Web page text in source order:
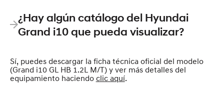
¿Hay algún catálogo del Hyundai
Grand i10 que pueda visualizar?
Sí, puedes descargar la ficha técnica oficial del modelo
(Grand i10 GL HB 1.2L M/T) y ver más detalles del
equipamiento haciendo clic aquí.